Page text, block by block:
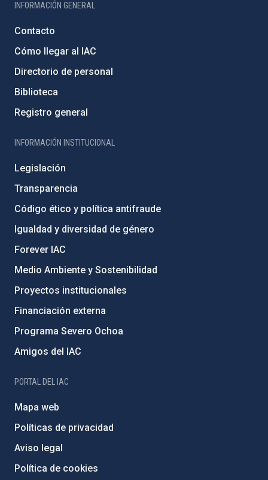
INFORMACIÓN GENERAL
Contacto
Cómo llegar al IAC
Directorio de personal
Biblioteca
Registro general
INFORMACIÓN INSTITUCIONAL
Legislación
Transparencia
Código ético y política antifraude
Igualdad y diversidad de género
Forever IAC
Medio Ambiente y Sostenibilidad
Proyectos institucionales
Financiación externa
Programa Severo Ochoa
Amigos del IAC
PORTAL DEL IAC
Mapa web
Políticas de privacidad
Aviso legal
Política de cookies